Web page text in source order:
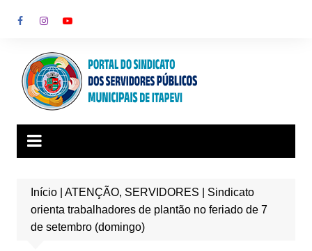
para
conteúdo
Início| ATENÇÃO, SERVIDORES | Sindicato
orienta trabalhadores de plantão no feriado de 7
de setembro (domingo)